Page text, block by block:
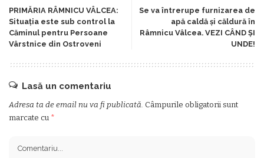
PRIMĂRIA RÂMNICU VÂLCEA:
Situaţia este sub control la
Căminul pentru Persoane
Vârstnice din Ostroveni
Se va întrerupe furnizarea de
apă caldă și căldură în
Râmnicu Vâlcea. VEZI CÂND ȘI
UNDE!
Lasă un comentariu
Adresa ta de email nu va fi publicată. Câmpurile obligatorii sunt
marcate cu *